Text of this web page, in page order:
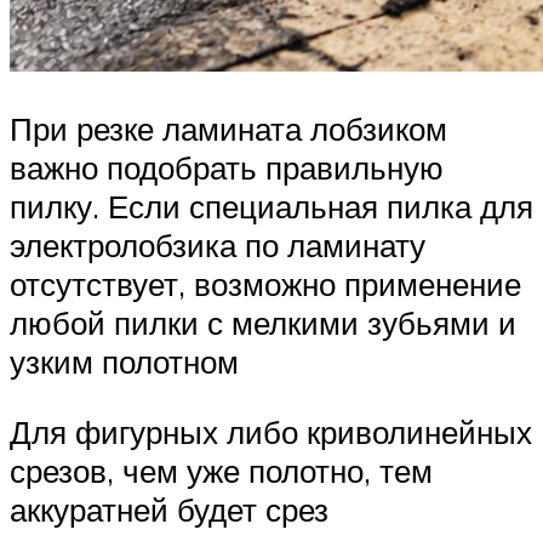
При резке ламината лобзиком
важно подобрать правильную
пилку. Если специальная пилка для
электролобзика по ламинату
отсутствует, возможно применение
любой пилки с мелкими зубьями и
узким полотном
Для фигурных либо криволинейных
срезов, чем уже полотно, тем
аккуратней будет срез